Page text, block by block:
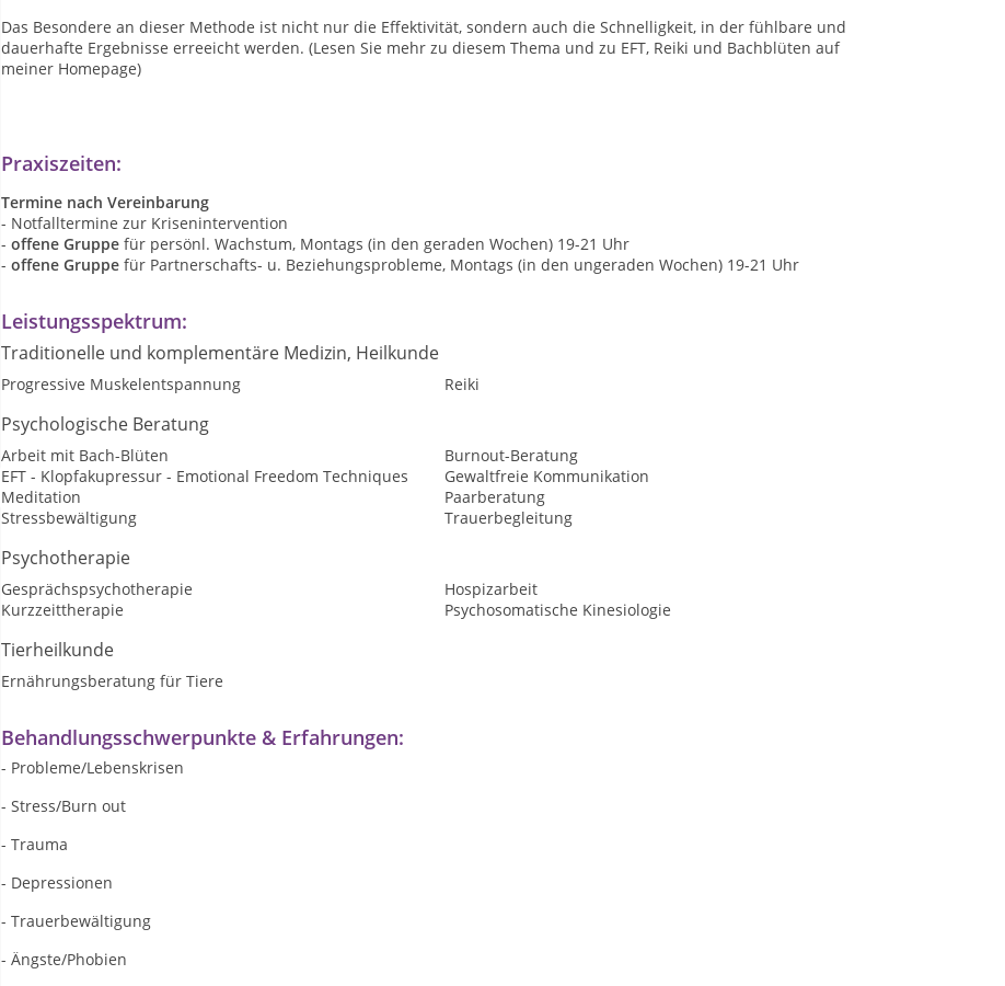
Das Besondere an dieser Methode ist nicht nur die Effektivität, sondern auch die Schnelligkeit, in der fühlbare und
dauerhafte Ergebnisse erreeicht werden. (Lesen Sie mehr zu diesem Thema und zu EFT, Reiki und Bachblüten auf
meiner Homepage)
Praxiszeiten:
Termine nach Vereinbarung
- Notfalltermine zur Krisenintervention
- offene Gruppe für persönl. Wachstum, Montags (in den geraden Wochen) 19-21 Uhr
- offene Gruppe für Partnerschafts- u. Beziehungsprobleme, Montags (in den ungeraden Wochen) 19-21 Uhr
Leistungsspektrum:
Traditionelle und komplementäre Medizin, Heilkunde
Progressive Muskelentspannung Reiki
Psychologische Beratung
Arbeit mit Bach-Blüten
Burnout-Beratung
EFT - Klopfakupressur - Emotional Freedom Techniques
Gewaltfreie Kommunikation
Meditation
Paarberatung
Stressbewältigung
Trauerbegleitung
Psychotherapie
Gesprächspsychotherapie
Hospizarbeit
Kurzzeittherapie
Psychosomatische Kinesiologie
Tierheilkunde
Ernährungsberatung für Tiere
Behandlungsschwerpunkte & Erfahrungen:
- Probleme/Lebenskrisen
- Stress/Burn out
- Trauma
- Depressionen
- Trauerbewältigung
- Ängste/Phobien